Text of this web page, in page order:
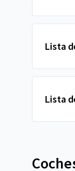
Lista
Lista